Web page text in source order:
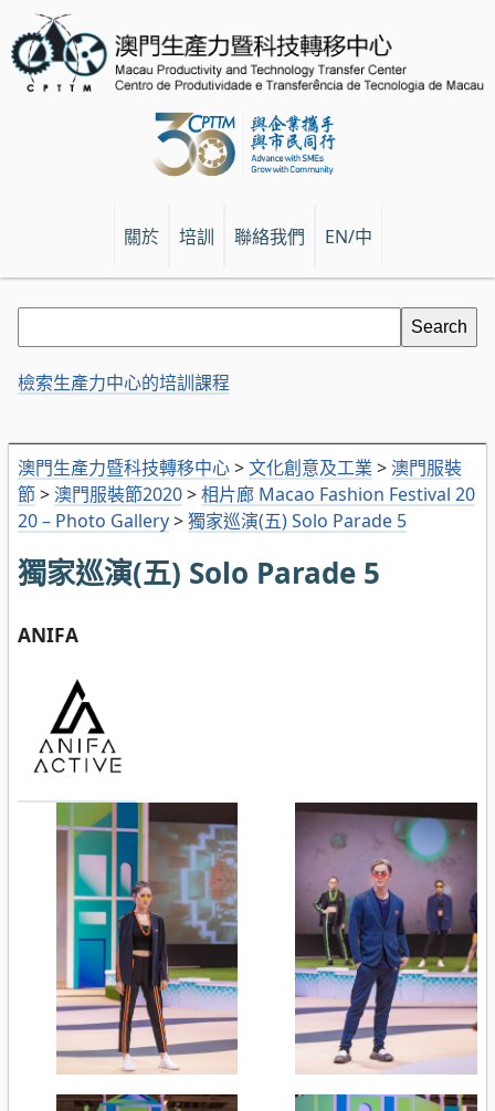
關於 培訓 聯絡我們 EN/中
澳門生產力暨科技轉移中心>文化創意及工業 > 澳門服裝
節> 澳門服裝節2020>相片廊 Macao Fashion Festival 20
20 – Photo Gallery>獨家巡演(五) Solo Parade 5
獨家巡演(五) Solo Parade 5
ANIFA
檢索生產力中心的培訓課程